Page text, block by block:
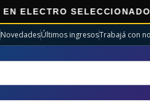
SELECCIONADOS!
NovedadesÚltimos ingresosTrabajá con